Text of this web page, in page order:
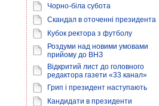
Чорно-біла субота
Скандал в оточенні президента
Кубок ректора з футболу
Роздуми над новими умовами
прийому до ВНЗ
Відкритий лист до головного
редактора газети «33 канал»
Грип і президент наступають
Кандидати в президенти